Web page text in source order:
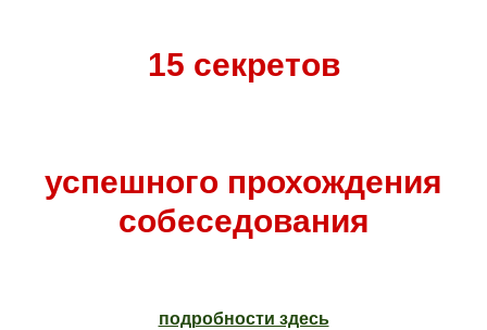
15 секретов
успешного прохождения
собеседования
подробности здесь